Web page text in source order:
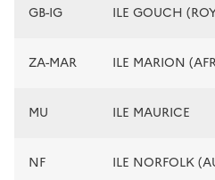
GB-IG ILE GOUCH
ZA-MAR ILE MARION
MU ILE MAURICE
NF ILE NORFOLK